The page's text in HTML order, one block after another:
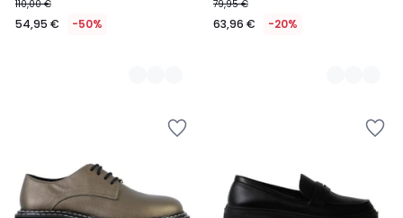
110,00 €
54,95 € -50%
79,95 €
63,96 € -20%